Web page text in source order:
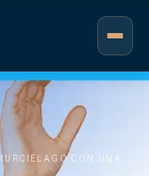
CON UNA